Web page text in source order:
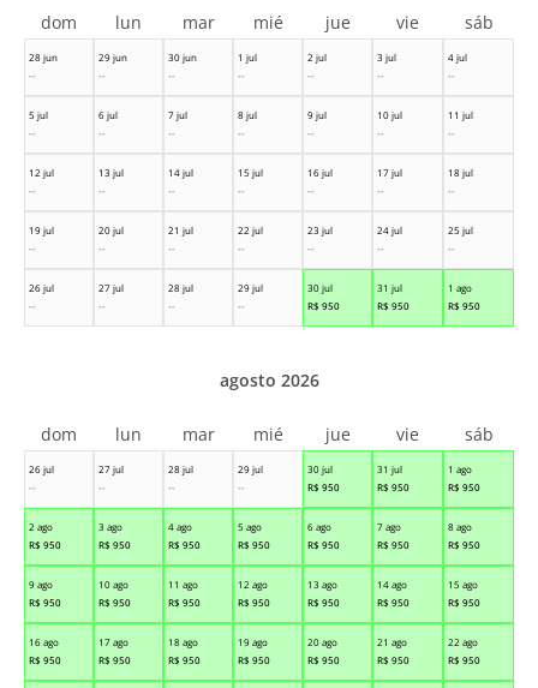
28 jun
--
29 jun
--
30 jun
--
1 jul
--
2 jul
--
3 jul
--
4 jul
--
5 jul
--
6 jul
--
7 jul
--
8 jul
--
9 jul
--
10 jul
--
11 jul
--
12 jul
--
13 jul
--
14 jul
--
15 jul
--
16 jul
--
17 jul
--
18 jul
--
19 jul
--
20 jul
--
21 jul
--
22 jul
--
23 jul
--
24 jul
--
25 jul
--
26 jul
--
27 jul
--
28 jul
--
29 jul
--
30 jul
R$ 950
31 jul
R$ 950
1 ago
R$ 950
dom lun mar mié jue vie sáb
26 jul
--
27 jul
--
28 jul
--
29 jul
--
30 jul
R$ 950
31 jul
R$ 950
1 ago
R$ 950
2 ago
R$ 950
3 ago
R$ 950
4 ago
R$ 950
5 ago
R$ 950
6 ago
R$ 950
7 ago
R$ 950
8 ago
R$ 950
9 ago
R$ 950
10 ago
R$ 950
11 ago
R$ 950
12 ago
R$ 950
13 ago
R$ 950
14 ago
R$ 950
15 ago
R$ 950
16 ago
R$ 950
17 ago
R$ 950
18 ago
R$ 950
19 ago
R$ 950
20 ago
R$ 950
21 ago
R$ 950
22 ago
R$ 950
agosto 2026
dom lun mar mié jue vie sáb